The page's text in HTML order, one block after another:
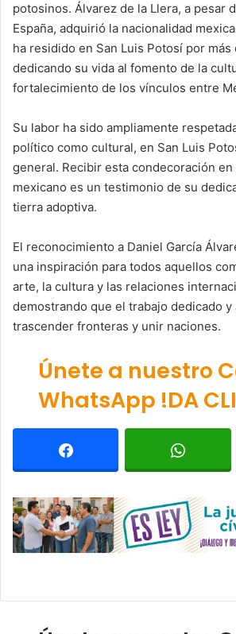
potosinos. Álvarez de la Llera, a pesar
España, adquirió la nacionalidad
ha residido en San Luis Potosí por más
dedicando su vida al fomento de la
fortalecimiento de los vínculos entre
Su labor ha sido ampliamente
político como cultural, en San Luis
general. Recibir esta condecoración en
mexicano es un testimonio de su
tierra adoptiva.
El reconocimiento a Daniel García
una inspiración para todos aquellos
arte, la cultura y las relaciones
demostrando que el trabajo dedicado y
trascender fronteras y unir naciones.
Únete a nuestro
WhatsApp !DA